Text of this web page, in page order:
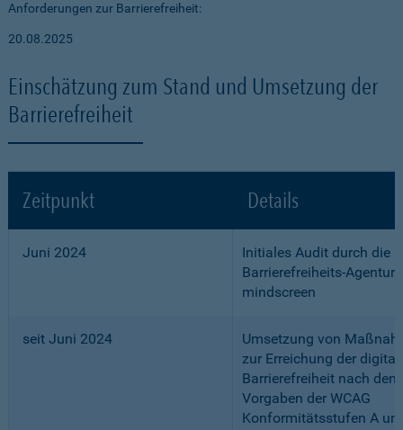
Anforderungen zur Barrierefreiheit:
20.08.2025
Einschätzung zum Stand und Umsetzung der
Barrierefreiheit
Zeitpunkt Details
Juni 2024
Initiales Audit durch die
Barrierefreiheits-Agentur
mindscreen
seit Juni 2024
Umsetzung von
zur Erreichung der
Barrierefreiheit nach den
Vorgaben der WCAG
Konformitätsstufen A